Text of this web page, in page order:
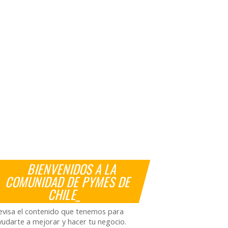
BIENVENIDOS A LA
COMUNIDAD DE PYMES DE
CHILE_
el contenido que tenemos para
a mejorar y hacer tu negocio.